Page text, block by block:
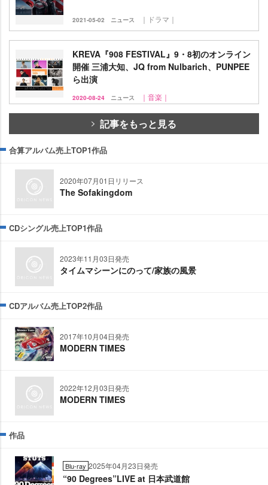
2021-05-02 ニュース ｜ドラマ｜
KREVA『908 FESTIVAL』9・8初のオンライン
開催 三浦大知、JQ from Nulbarich、PUNPEE
ら出演
2020-08-24 ニュース ｜音楽｜
記事をもっと見る
合算アルバム売上TOP1作品
2020年07月01日リリース
The Sofakingdom
CDシングル売上TOP1作品
2023年11月03日発売
タイムマシーンにのって/家族の風景
CDアルバム売上TOP2作品
2017年10月04日発売
MODERN TIMES
2022年12月03日発売
MODERN TIMES
作品
Blu-ray 2025年04月23日発売
“90 Degrees”LIVE at 日本武道館